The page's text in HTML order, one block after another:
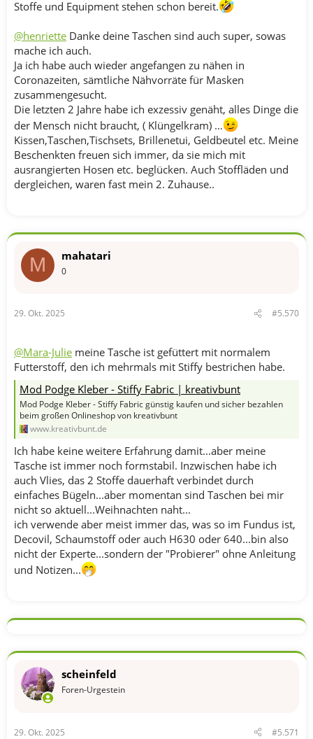
Stoffe und Equipment stehen schon bereit.
@henriette Danke deine Taschen sind auch super, sowas
mache ich auch.
Ja ich habe auch wieder angefangen zu nähen in
Coronazeiten, sämtliche Nähvorräte für Masken
zusammengesucht.
Die letzten 2 Jahre habe ich exzessiv genäht, alles Dinge die
der Mensch nicht braucht, ( Klüngelkram) …
Kissen,Taschen,Tischsets, Brillenetui, Geldbeutel etc. Meine
Beschenkten freuen sich immer, da sie mich mit
ausrangierten Hosen etc. beglücken. Auch Stoffläden und
dergleichen, waren fast mein 2. Zuhause..
M mahatari
0
29. Okt. 2025 #5.570
@Mara-Julie meine Tasche ist gefüttert mit normalem
Futterstoff, den ich mehrmals mit Stiffy bestrichen habe.
Mod Podge Kleber - Stiffy Fabric | kreativbunt
Mod Podge Kleber - Stiffy Fabric günstig kaufen und sicher bezahlen
beim großen Onlineshop von kreativbunt
www.kreativbunt.de
Ich habe keine weitere Erfahrung damit...aber meine
Tasche ist immer noch formstabil. Inzwischen habe ich
auch Vlies, das 2 Stoffe dauerhaft verbindet durch
einfaches Bügeln...aber momentan sind Taschen bei mir
nicht so aktuell...Weihnachten naht...
ich verwende aber meist immer das, was so im Fundus ist,
Decovil, Schaumstoff oder auch H630 oder 640...bin also
nicht der Experte...sondern der "Probierer" ohne Anleitung
und Notizen...
scheinfeld
Foren-Urgestein
29. Okt. 2025 #5.571